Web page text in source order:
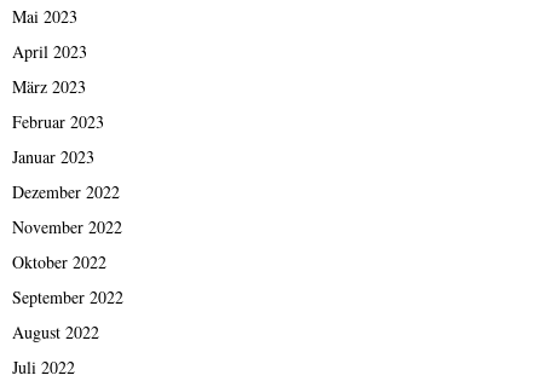
Mai 2023
April 2023
März 2023
Februar 2023
Januar 2023
Dezember 2022
November 2022
Oktober 2022
September 2022
August 2022
Juli 2022